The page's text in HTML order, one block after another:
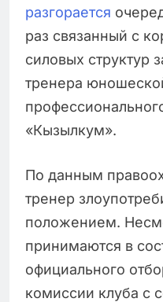
разгорается
раз связанный с
силовых структур
тренера
«Кызылкум».
По данным
тренер
положением.
принимаются в
официального
комиссии клуба с